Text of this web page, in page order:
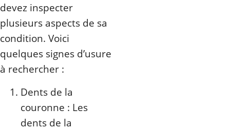
devez inspecter
plusieurs aspects de sa
condition. Voici
quelques signes d’usure
à rechercher :
Dents de la
couronne : Les
dents de la